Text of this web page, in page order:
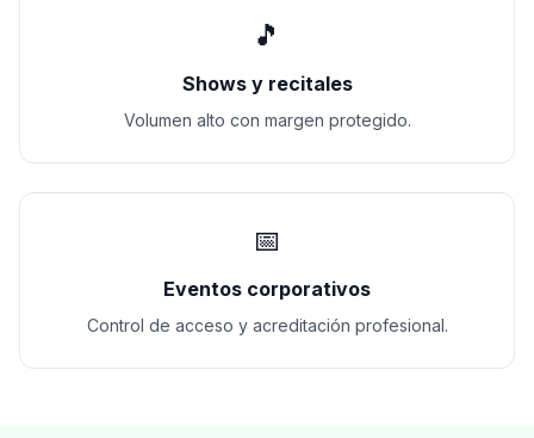
🎵
Shows y recitales
Volumen alto con margen protegido.
📅
Eventos corporativos
Control de acceso y acreditación profesional.